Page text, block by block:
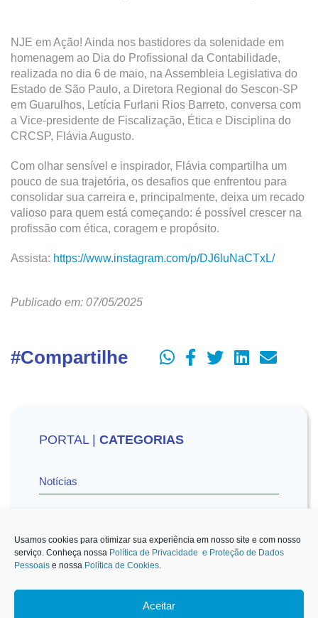
Usamos cookies para otimizar sua experiência em nosso site e com nosso
serviço. Conheça nossa Política de Privacidade e Proteção de Dados
Pessoais e nossa Política de Cookies.
Aceitar
NJE em Ação! Ainda nos bastidores da solenidade em
homenagem ao Dia do Profissional da Contabilidade,
realizada no dia 6 de maio, na Assembleia Legislativa do
Estado de São Paulo, a Diretora Regional do Sescon-SP
em Guarulhos, Letícia Furlani Rios Barreto, conversa com
a Vice-presidente de Fiscalização, Ética e Disciplina do
CRCSP, Flávia Augusto.
Com olhar sensível e inspirador, Flávia compartilha um
pouco de sua trajetória, os desafios que enfrentou para
consolidar sua carreira e, principalmente, deixa um recado
valioso para quem está começando: é possível crescer na
profissão com ética, coragem e propósito.
Assista: https://www.instagram.com/p/DJ6luNaCTxL/
Publicado em: 07/05/2025
#Compartilhe
PORTAL | CATEGORIAS
Notícias